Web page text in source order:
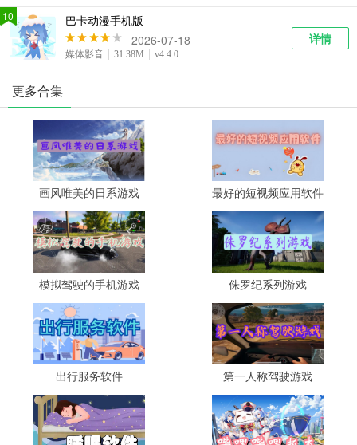
巴卡动漫手机版
2026-07-18
媒体影音 31.38M v4.4.0
详情
10
更多合集
画风唯美的日系游戏 最好的短视频应用软件
模拟驾驶的手机游戏 侏罗纪系列游戏
出行服务软件 第一人称驾驶游戏